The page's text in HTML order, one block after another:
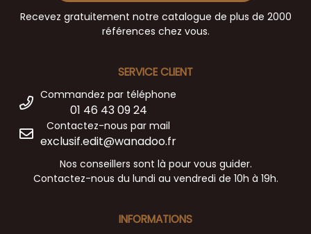
Recevez gratuitement notre catalogue de plus de 2000
références chez vous.
SERVICE CLIENT
Commandez par téléphone
01 46 43 09 24
Contactez-nous par mail
exclusif.edit@wanadoo.fr
Nos conseillers sont là pour vous guider.
Contactez-nous du lundi au vendredi de 10h à 19h.
INFORMATIONS